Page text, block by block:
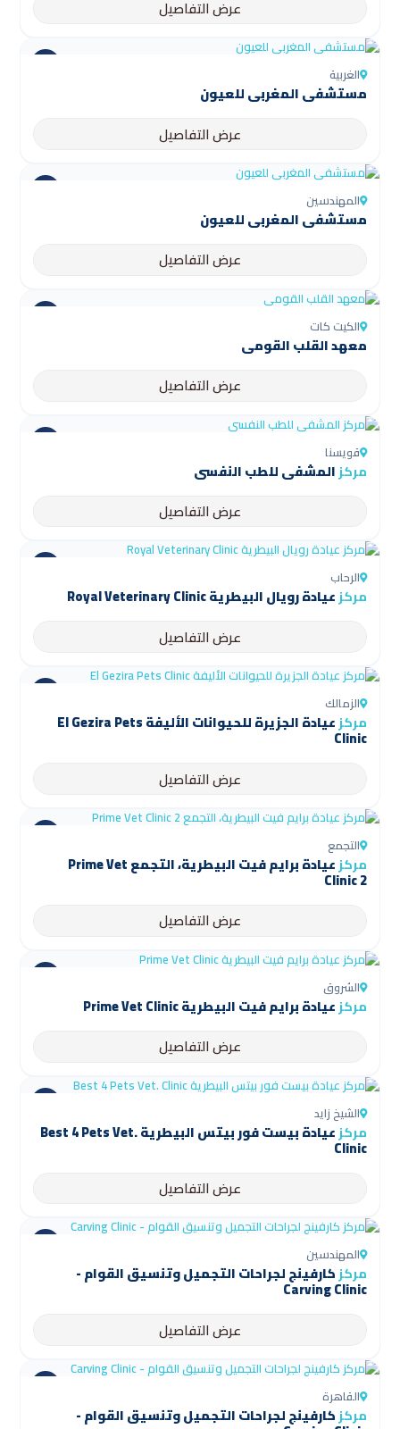
عرض التفاصيل
الغربية
مستشفى المغربي للعيون
عرض التفاصيل
المهندسين
مستشفى المغربي للعيون
عرض التفاصيل
الكيت كات
معهد القلب القومي
عرض التفاصيل
قويسنا
مركزالمشفى للطب النفسي
عرض التفاصيل
الرحاب
مركزعيادة رويال البيطرية Royal Veterinary Clinic
عرض التفاصيل
الزمالك
مركز عيادة الجزيرة للحيوانات الأليفة El Gezira Pets
Clinic
عرض التفاصيل
التجمع
مركز عيادة برايم فيت البيطرية، التجمع Prime Vet
Clinic 2
عرض التفاصيل
الشروق
مركزعيادة برايم فيت البيطرية Prime Vet Clinic
عرض التفاصيل
الشيخ زايد
مركز عيادة بيست فور بيتس البيطرية Best 4 Pets Vet.
Clinic
عرض التفاصيل
المهندسين
مركزكارفينج لجراحات التجميل وتنسيق القوام -
Carving Clinic
عرض التفاصيل
القاهرة
مركزكارفينج لجراحات التجميل وتنسيق القوام -